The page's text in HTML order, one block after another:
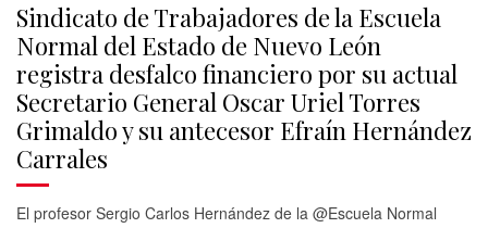
Sindicato de Trabajadores de la Escuela
Normal del Estado de Nuevo León
registra desfalco financiero por su actual
Secretario General Oscar Uriel Torres
Grimaldo y su antecesor Efraín Hernández
Carrales
El profesor Sergio Carlos Hernández de la @Escuela Normal